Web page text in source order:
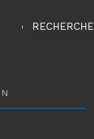
CARRIÈRE
RECHERCHE